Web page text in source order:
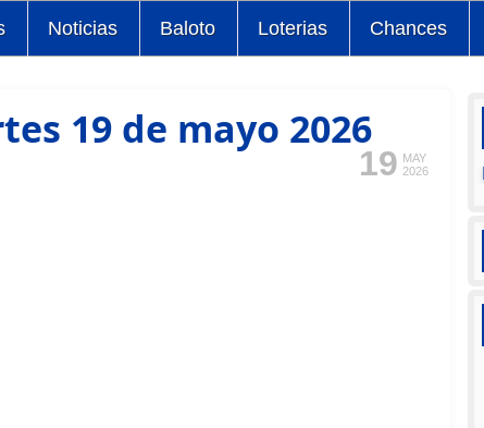
Noticias Baloto Loterias Chances
19 de mayo 2026
19 MAY
2026